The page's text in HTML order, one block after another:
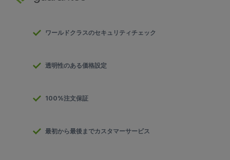
ワールドクラスのセキュリティチェック
透明性のある価格設定
100%注文保証
最初から最後までカスタマーサービス